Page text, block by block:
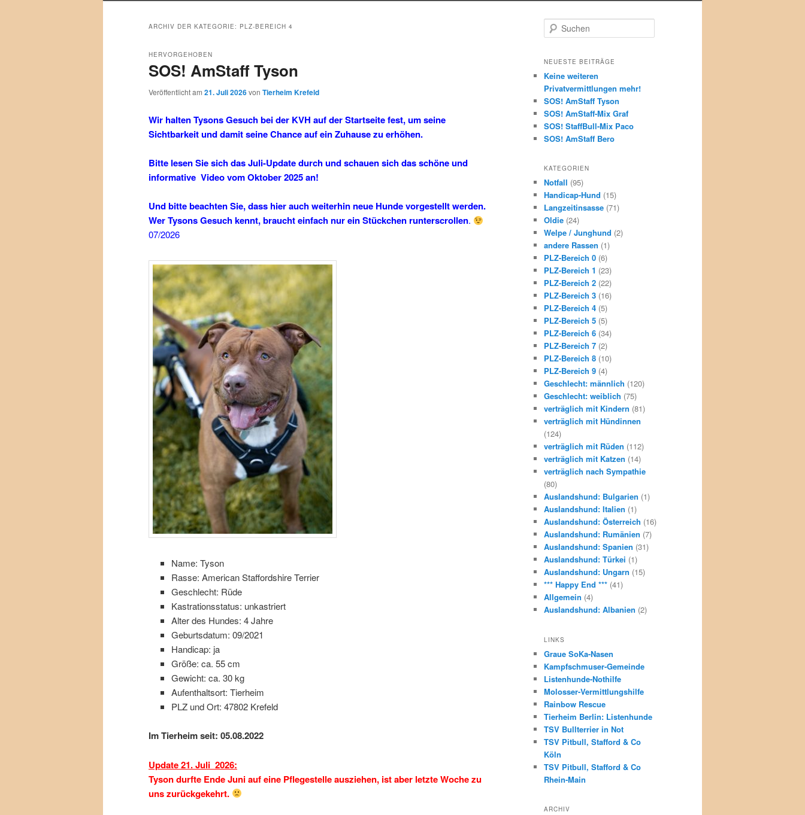
ARCHIV DER KATEGORIE: PLZ-BEREICH 4
SOS! AmStaff Tyson
HERVORGEHOBEN
Veröffentlicht am 21. Juli 2026von Tierheim Krefeld
Wir halten Tysons Gesuch bei der KVH auf der Startseite fest, um seine
Sichtbarkeit und damit seine Chance auf ein Zuhause zu erhöhen.
Bitte lesen Sie sich das Juli-Update durch und schauen sich das schöne und
informative Video vom Oktober 2025 an!
Und bitte beachten Sie, dass hier auch weiterhin neue Hunde vorgestellt werden.
Wer Tysons Gesuch kennt, braucht einfach nur ein Stückchen runterscrollen.
07/2026
Name: Tyson
Rasse: American Staffordshire Terrier
Geschlecht: Rüde
Kastrationsstatus: unkastriert
Alter des Hundes: 4 Jahre
Geburtsdatum: 09/2021
Handicap: ja
Größe: ca. 55 cm
Gewicht: ca. 30 kg
Aufenthaltsort: Tierheim
PLZ und Ort: 47802 Krefeld
Im Tierheim seit: 05.08.2022
Update 21. Juli 2026:
Tyson durfte Ende Juni auf eine Pflegestelle ausziehen, ist aber letzte Wochezu
uns zurückgekehrt.
u
h
n
NEUESTE BEITRÄGE
Keine weiteren
Privatvermittlungen mehr!
SOS! AmStaff Tyson
SOS! AmStaff-Mix Graf
SOS! StaffBull-Mix Paco
SOS! AmStaff Bero
KATEGORIEN
Notfall (95)
Handicap-Hund (15)
Langzeitinsasse (71)
Oldie (24)
Welpe / Junghund (2)
andere Rassen (1)
PLZ-Bereich 0 (6)
PLZ-Bereich 1 (23)
PLZ-Bereich 2 (22)
PLZ-Bereich 3 (16)
PLZ-Bereich 4 (5)
PLZ-Bereich 5 (5)
PLZ-Bereich 6 (34)
PLZ-Bereich 7 (2)
PLZ-Bereich 8 (10)
PLZ-Bereich 9 (4)
Geschlecht: männlich (120)
Geschlecht: weiblich (75)
verträglich mit Kindern (81)
verträglich mit Hündinnen
(124)
verträglich mit Rüden (112)
verträglich mit Katzen (14)
verträglich nach Sympathie
(80)
Auslandshund: Bulgarien (1)
Auslandshund: Italien (1)
Auslandshund: Österreich (16)
Auslandshund: Rumänien (7)
Auslandshund: Spanien (31)
Auslandshund: Türkei (1)
Auslandshund: Ungarn (15)
*** Happy End *** (41)
Allgemein (4)
Auslandshund: Albanien (2)
LINKS
Graue SoKa-Nasen
Kampfschmuser-Gemeinde
Listenhunde-Nothilfe
Molosser-Vermittlungshilfe
Rainbow Rescue
Tierheim Berlin: Listenhunde
TSV Bullterrier in Not
TSV Pitbull, Stafford & Co
Köln
TSV Pitbull, Stafford & Co
Rhein-Main
ARCHIV